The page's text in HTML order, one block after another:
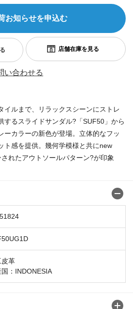
お知らせを申込む
い合わせる
イルまで、リラックスシーンにストレ
するスライドサンダル?「SUF50」から
ーカラーの新色が登場。立体的なフッ
ト感を提供。幾何学模様と共にnew
れたアウトソールパターン?が印象
皮革
：INDONESIA